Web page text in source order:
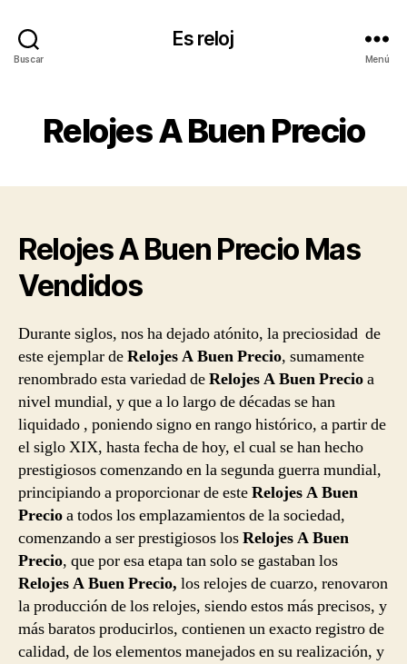
Buscar
Es reloj
Menú
Relojes A Buen Precio
Relojes A Buen Precio Mas
Vendidos
Durante siglos, nos ha dejado atónito, la preciosidad de
este ejemplar deRelojes A Buen Precio, sumamente
renombrado esta variedad deRelojes A Buen Precioa
nivel mundial, y que a lo largo de décadas se han
liquidado , poniendo signo en rango histórico, a partir de
el siglo XIX, hasta fecha de hoy, el cual se han hecho
prestigiosos comenzando en la segunda guerra mundial,
principiando a proporcionar de esteRelojes A Buen
Precioa todos los emplazamientos de la sociedad,
comenzando a ser prestigiosos losRelojes A Buen
Precio, que por esa etapa tan solo se gastaban los
Relojes A Buen Precio, los relojes de cuarzo, renovaron
la producción de los relojes, siendo estos más precisos, y
más baratos producirlos, contienen un exacto registro de
calidad, de los elementos manejados en su realización, y